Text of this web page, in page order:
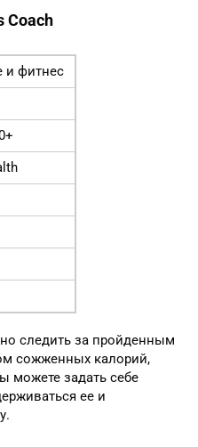
Coach
и фитнес
следить за пройденным
сожженных калорий,
можете задать себе
ее и